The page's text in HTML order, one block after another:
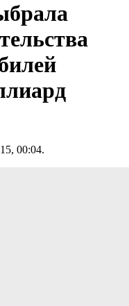
00:04.